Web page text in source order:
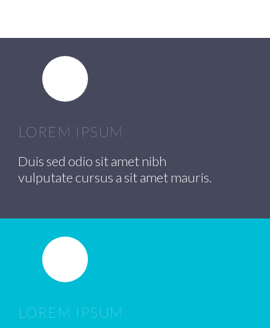
LOREM IPSUM
Duis sed odio sit amet nibh
vulputate cursus a sit amet mauris.
LOREM IPSUM